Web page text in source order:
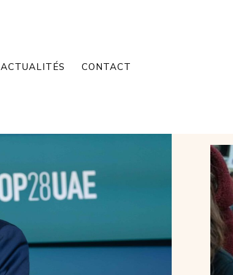
ACTUALITÉS CONTACT